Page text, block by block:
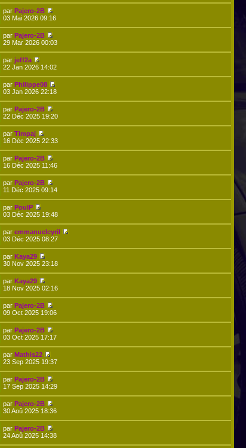
parPajero-2B
03 Mai 2026 09:16
parPajero-2B
29 Mar 2026 00:03
parjeff2a
22 Jan 2026 14:02
parPhilippe08
03 Jan 2026 22:18
parPajero-2B
22 Déc 2025 19:20
parTimpaj
16 Déc 2025 22:33
parPajero-2B
16 Déc 2025 11:46
parPajero-2B
11 Déc 2025 09:14
parPoulP
03 Déc 2025 19:48
paremmanuelcyril
03 Déc 2025 08:27
parKaya29
30 Nov 2025 23:18
parKaya29
18 Nov 2025 02:16
parPajero-2B
09 Oct 2025 19:06
parPajero-2B
03 Oct 2025 17:17
parMathis22
23 Sep 2025 19:37
parPajero-2B
17 Sep 2025 14:29
parPajero-2B
30 Aoû 2025 18:36
parPajero-2B
24 Aoû 2025 14:38